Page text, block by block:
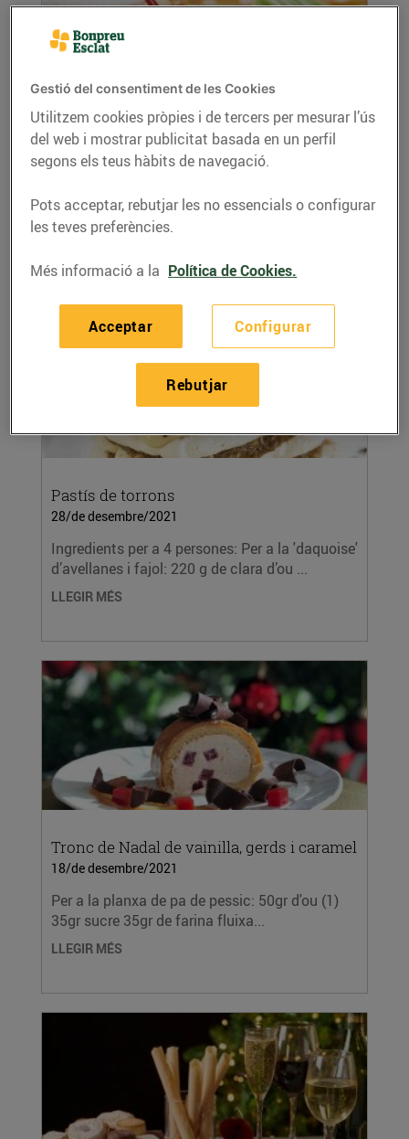
Arròs saltat amb verdures i gambes
14/de gener/2022
Ingredients per a 4 persones: 300 g d’arròs llarg
1 manat d’espàrrecs verds 1 manat d’alls...
Pastís de torrons
28/de desembre/2021
Ingredients per a 4 persones: Per a la 'daquoise'
d’avellanes i fajol: 220 g de clara d’ou ...
LLEGIR MÉS
Tronc de Nadal de vainilla, gerds i caramel
18/de desembre/2021
Per a la planxa de pa de pessic: 50gr d'ou (1)
35gr sucre 35gr de farina fluixa...
LLEGIR MÉS
Gestió del consentiment de les Cookies
Utilitzem cookies pròpies i de tercers per mesurar l’ús
del web i mostrar publicitat basada en un perfil
segons els teus hàbits de navegació.
Pots acceptar, rebutjar les no essencials o configurar
les teves preferències.
Més informació a la Política de Cookies.
Configurar
Rebutjar
Acceptar